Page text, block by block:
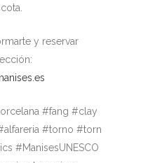
y reservar
#fang #clay
#torno #torn
#ManisesUNESCO